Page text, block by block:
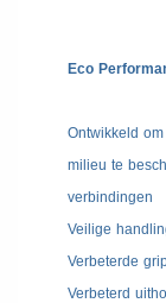
Eco
Ontwikkeld
milieu te
verbindingen
Veilige
Verbeterde
Verbeterd